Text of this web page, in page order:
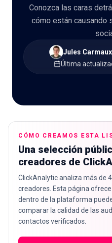
Conozca las caras
cómo están causando
Jules Carmaux
Última
CÓMO CREAMOS ESTA
Una selección
creadores de
ClickAnalytic analiza más de
creadores. Esta página
dentro de la plataforma
comparar la calidad de las
contactos verificados.